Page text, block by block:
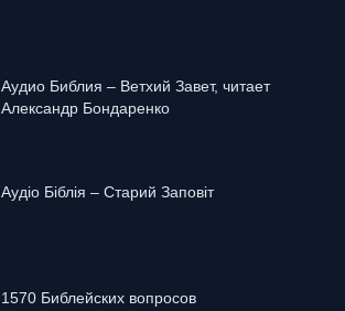
Аудио Библия – Ветхий Завет, читает
Александр Бондаренко
Аудіо Біблія – Старий Заповіт
1570 Библейских вопросов